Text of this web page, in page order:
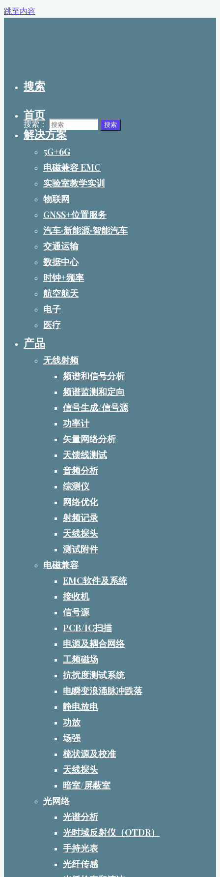
跳至内容
搜索
搜索： 搜索
首页
解决方案
5G+6G
电磁兼容 EMC
实验室教学实训
物联网
GNSS+位置服务
汽车·新能源·智能汽车
交通运输
数据中心
时钟+频率
航空航天
电子
医疗
产品
无线射频
频谱和信号分析
频谱监测和定向
信号生成/信号源
功率计
矢量网络分析
天馈线测试
音频分析
综测仪
网络优化
射频记录
天线探头
测试附件
电磁兼容
EMC软件及系统
接收机
信号源
PCB/IC扫描
电源及耦合网络
工频磁场
抗扰度测试系统
电瞬变浪涌脉冲跌落
静电放电
功放
场强
梳状源及校准
天线探头
暗室/屏蔽室
光网络
光谱分析
光时域反射仪（OTDR）
手持光表
光纤传感